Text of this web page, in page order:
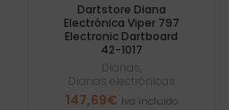
Dartstore Diana
Electrónica Viper 797
Electronic Dartboard
42-1017
Dianas
Dianas electrónicas
147,69€ Iva incluido